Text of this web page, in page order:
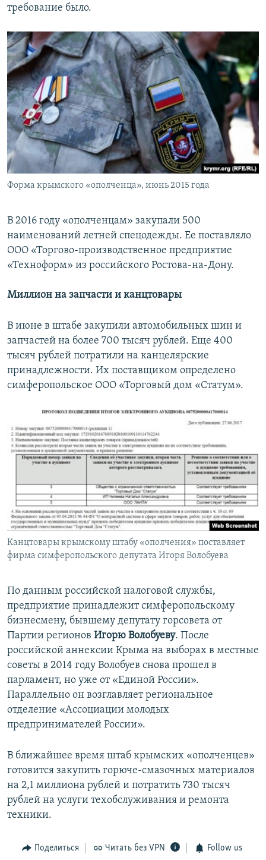
требование было.
Форма крымского «ополченца», июнь 2015 года
В 2016 году «ополченцам» закупали 500
наименований летней спецодежды. Ее поставляло
ООО «Торгово-производственное предприятие
«Техноформ» из российского Ростова-на-Дону.
Миллион на запчасти и канцтовары
В июне в штабе закупили автомобильных шин и
запчастей на более 700 тысяч рублей. Еще 400
тысяч рублей потратили на канцелярские
принадлежности. Их поставщиком определено
симферопольское ООО «Торговый дом «Статум».
Канцтовары крымскому штабу «ополчения» поставляет
фирма симферопольского депутата Игоря Волобуева
По данным российской налоговой службы,
предприятие принадлежит симферопольскому
бизнесмену, бывшему депутату горсовета от
Партии регионов Игорю Волобуеву. После
российской аннексии Крыма на выборах в местные
советы в 2014 году Волобуев снова прошел в
парламент, но уже от «Единой России».
Параллельно он возглавляет региональное
отделение «Ассоциации молодых
предпринимателей России».
В ближайшее время штаб крымских «ополченцев»
готовится закупить горюче-смазочных материалов
на 2,1 миллиона рублей и потратить 730 тысяч
рублей на услуги техобслуживания и ремонта
техники.
Поделиться Читать без VPN Follow us